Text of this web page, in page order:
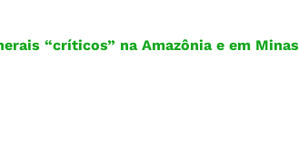
“críticos” na Amazônia e em Minas